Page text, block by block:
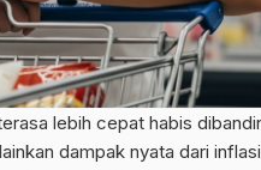
lebih cepat habis
dampak nyata dari